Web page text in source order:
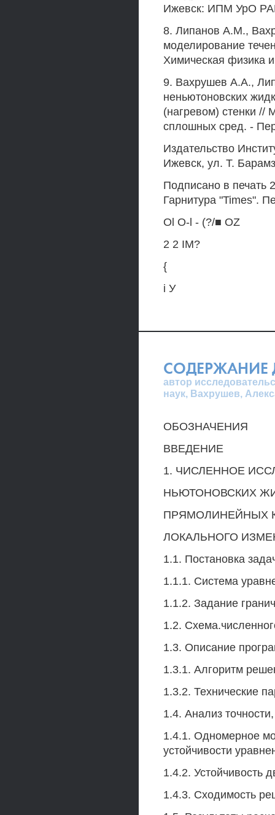
Ижевск: ИПМ УрО
8. Липанов A.M.,
моделирование
Химическая физика
9. Вахрушев А.А.,
неньютоновских
(нагревом) стенки
сплошных сред. -
Издательство
Ижевск, ул. Т.
Подписано в печать
Гарнитура "Times".
Ol O-l - (?/■ OZ
2 2 IM?
{
i У
СОДЕРЖАНИЕ
автор
наук, Вахрушев,
ОБОЗНАЧЕНИЯ
ВВЕДЕНИЕ
1. ЧИСЛЕННОЕ
НЬЮТОНОВСКИХ
ПРЯМОЛИНЕЙНЫХ
ЛОКАЛЬНОГО
1.1. Постановка
1.1.1. Система
1.1.2. Задание
1.2.
1.3. Описание
1.3.1. Алгоритм
1.3.2. Технические
1.4. Анализ
1.4.1. Одномерное
устойчивости
1.4.2. Устойчивость
1.4.3. Сходимость